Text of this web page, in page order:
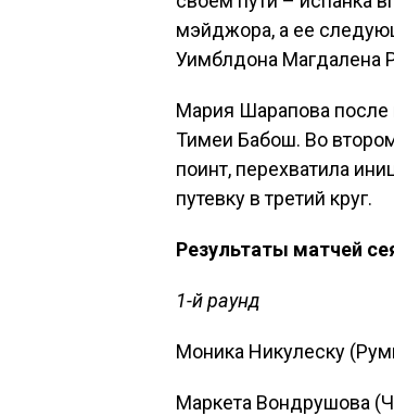
мэйджора, а ее
Уимблдона Магдалена
Мария Шарапова после
Тимеи Бабош. Во
поинт, перехватила
путевку в третий круг.
Результаты матчей
1-й раунд
Моника Никулеску
Маркета Вондрушова